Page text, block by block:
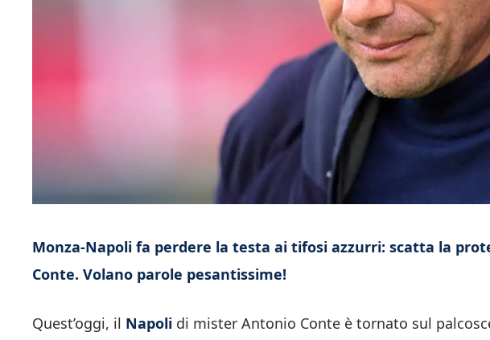
Monza-Napoli fa perdere la testa ai tifosi azzurri: scatta la
Conte. Volano parole pesantissime!
Quest’oggi, il Napoli di mister Antonio Conte è tornato sul